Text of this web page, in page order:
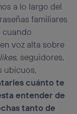
a lo largo del
familiares
cuando
voz alta sobre
likes, seguidores,
ubicuos,
cuánto te
entender de
tanto de